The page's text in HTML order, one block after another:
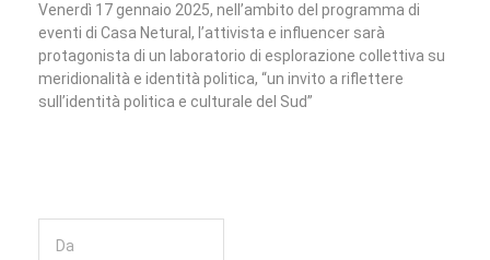
Venerdì 17 gennaio 2025, nell’ambito del programma di
eventi di Casa Netural, l’attivista e influencer sarà
protagonista di un laboratorio di esplorazione collettiva su
meridionalità e identità politica, “un invito a riflettere
sull’identità politica e culturale del Sud”